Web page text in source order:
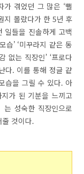
겪었던 그 많은 ‘뻘
지 몰랐다가 한 5년 후
일들을 진솔하게 고백
습’ ‘미꾸라지 같은 동
없는 직장인’ ‘프로다
다. 이를 통해 정글 같
습을 그릴 수 있다. 아
가 된 기분을 느끼고
성숙한 직장인으로
것이다.